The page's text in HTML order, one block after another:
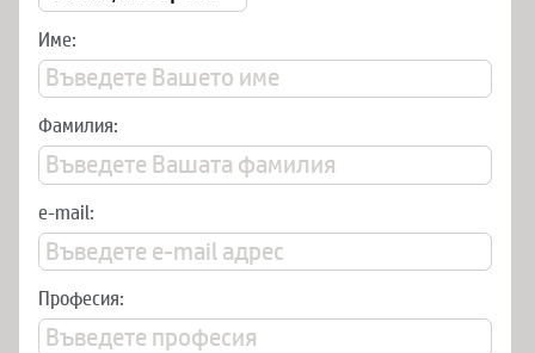
Име:
Фамилия:
e-mail:
Професия: